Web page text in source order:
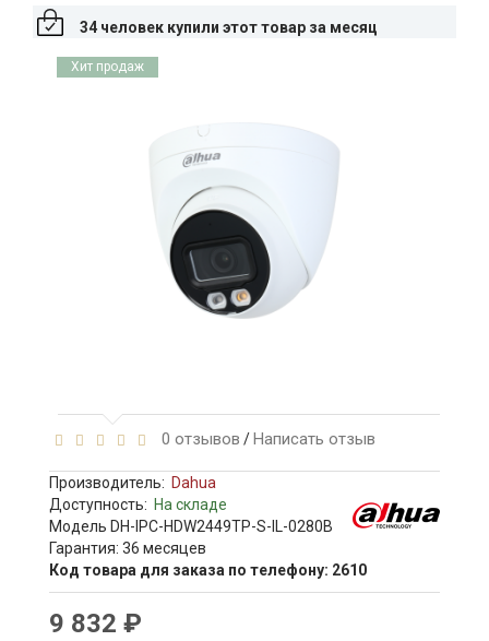
34 человек купили этот товар за месяц
Хит продаж
0 отзывов /Написать отзыв
Производитель: Dahua
Доступность: На складе
Модель DH-IPC-HDW2449TP-S-IL-0280B
Гарантия: 36 месяцев
Код товара для заказа по телефону: 2610
9 832 ₽